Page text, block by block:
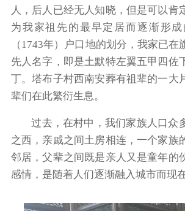
人，后人已经无人知晓，但是可以肯
为我家祖先的最早定居而逐渐形
（1743年）户口地的划分，我家已
先人名字，即是土默特左翼五甲四佐
丁。塔布子村西南安葬有祖辈的一大
辈们在此繁衍生息。
过去，在村中，我们家族人口众
之西，亲戚之间土房相连，一个家族
邻居，父辈之间既是亲人又是童年的
感情，是随着人们逐渐融入城市而现